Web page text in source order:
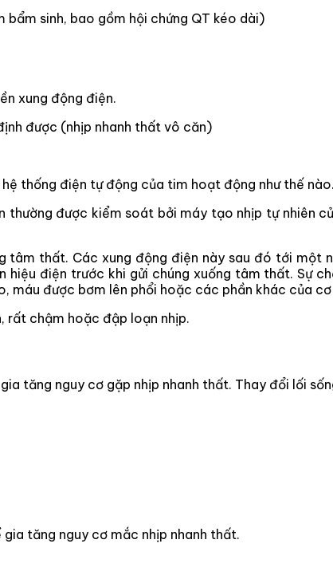
sinh, bao gồm hội chứng QT kéo dài)
xung động điện.
được (nhịp nhanh thất vô căn)
thống điện tự động của tim hoạt động như thế nào.
được kiểm soát bởi máy tạo nhịp tự nhiên
thất. Các xung động điện này sau đó tới một
điện trước khi gửi chúng xuống tâm thất. Sự
được bơm lên phổi hoặc các phần khác của
rất chậm hoặc đập loạn nhịp.
tăng nguy cơ gặp nhịp nhanh thất. Thay đổi lối
tăng nguy cơ mắc nhịp nhanh thất.